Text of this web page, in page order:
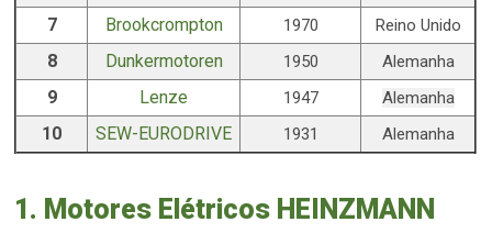
7 Brookcrompton 1970 Reino Unido
8 Dunkermotoren 1950 Alemanha
9 Lenze 1947 Alemanha
10 SEW-EURODRIVE 1931 Alemanha
1. Motores Elétricos HEINZMANN